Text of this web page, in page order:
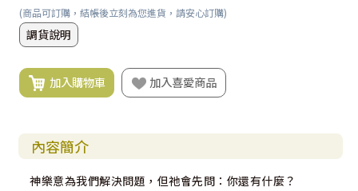
(商品可訂購，結帳後立刻為您進貨，請安心訂購)
調貨說明
加入購物車 加入喜愛商品
內容簡介
神樂意為我們解決問題，但祂會先問：你還有什麼？